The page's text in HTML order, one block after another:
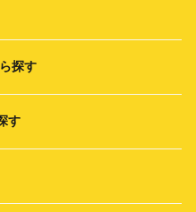
探す
す